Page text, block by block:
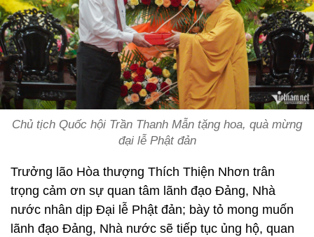
Chủ tịch Quốc hội Trần Thanh Mẫn tặng hoa, quà mừng
đại lễ Phật đản
Trưởng lão Hòa thượng Thích Thiện Nhơn trân
trọng cảm ơn sự quan tâm lãnh đạo Đảng, Nhà
nước nhân dịp Đại lễ Phật đản; bày tỏ mong muốn
lãnh đạo Đảng, Nhà nước sẽ tiếp tục ủng hộ, quan